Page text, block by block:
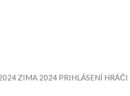
ZIMA 2024 PRIHLÁSENÍ HRÁČI